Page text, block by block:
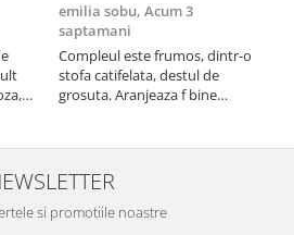
emilia sobu, Acum 3
saptamani
Compleul este frumos, dintr-o
stofa catifelata, destul de
grosuta. Aranjeaza f bine
culoare)
si promotiile noastre